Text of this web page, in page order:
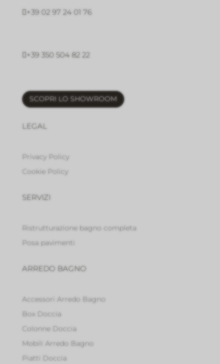
+39 02 97 24 01 76
+39 350 504 82 22
SCOPRI LO SHOWROOM
LEGAL
Privacy Policy
Cookie Policy
SERVIZI
Ristrutturazione bagno completa
Posa pavimenti
ARREDO BAGNO
Accessori Arredo Bagno
Box Doccia
Colonne Doccia
Mobili Arredo Bagno
Piatti Doccia